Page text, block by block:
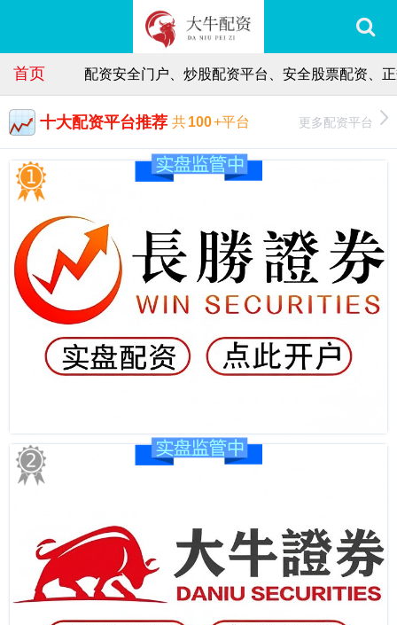
首页 配资安全门户、炒股配资平台、安全股票配资、
十大配资平台推荐 共100+平台 更多配资平台